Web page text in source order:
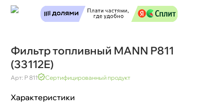
Фильтр топливный MANN P811
(33112E)
Арт: P 811 Сертифицированный продукт
Характеристики
Самовывоз